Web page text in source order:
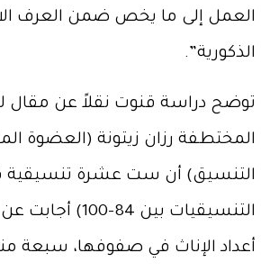
العمل إلى ما يخص ضمن العرف
الذكورية”.
توضح دراسة قنوت نقلاً عن مقال
المختطفة رزان زيتونة (العضوة
التنسيق) أن ست عشرة تنسيقية
التنسيقيات بين
أعداد الإناث في صفوفها، سبعة